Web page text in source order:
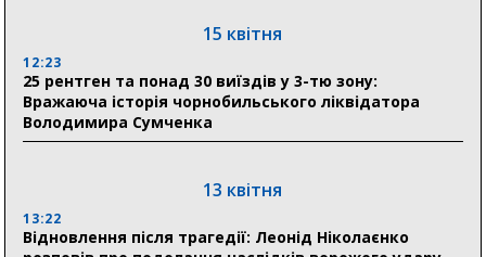
21:01
До 19 400 гривень на паливо: Пенсійний фонд
Сумщини пояснив, як отримати допомогу на зиму
«Укрексімбанк» припиняє виплату пенсій: у
людям
15 квітня
12:23
25 рентген та понад 30 виїздів у 3-тю зону:
Вражаюча історія чорнобильського ліквідатора
Володимира Сумченка
13 квітня
13:22
Відновлення після трагедії: Леонід Ніколаєнко